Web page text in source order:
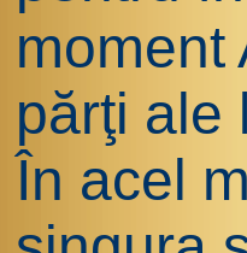
moment
părţi ale
În acel